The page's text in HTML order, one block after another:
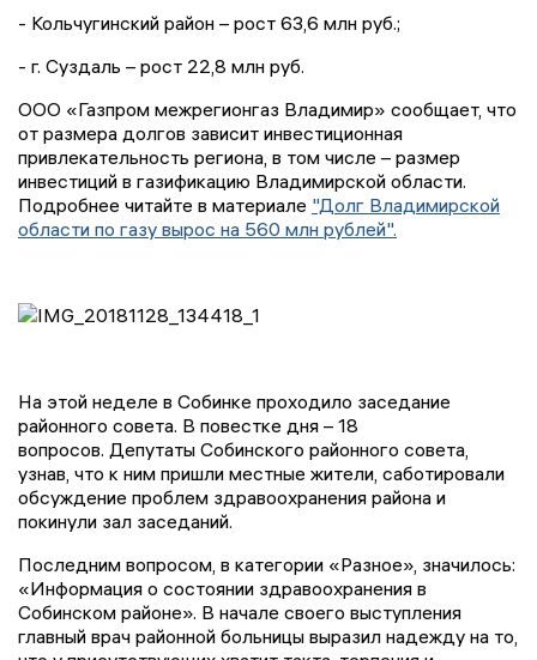
- Кольчугинский район – рост 63,6 млн руб.;
- г. Суздаль – рост 22,8 млн руб.
ООО «Газпром межрегионгаз Владимир» сообщает, что
от размера долгов зависит инвестиционная
привлекательность региона, в том числе – размер
инвестиций в газификацию Владимирской области.
Подробнее читайте в материале "Долг Владимирской
области по газу вырос на 560 млн рублей".
На этой неделе в Собинке проходило заседание
районного совета. В повестке дня – 18
вопросов. Депутаты Собинского районного совета,
узнав, что к ним пришли местные жители, саботировали
обсуждение проблем здравоохранения района и
покинули зал заседаний.
Последним вопросом, в категории «Разное», значилось:
«Информация о состоянии здравоохранения в
Собинском районе». В начале своего выступления
главный врач районной больницы выразил надежду на то,